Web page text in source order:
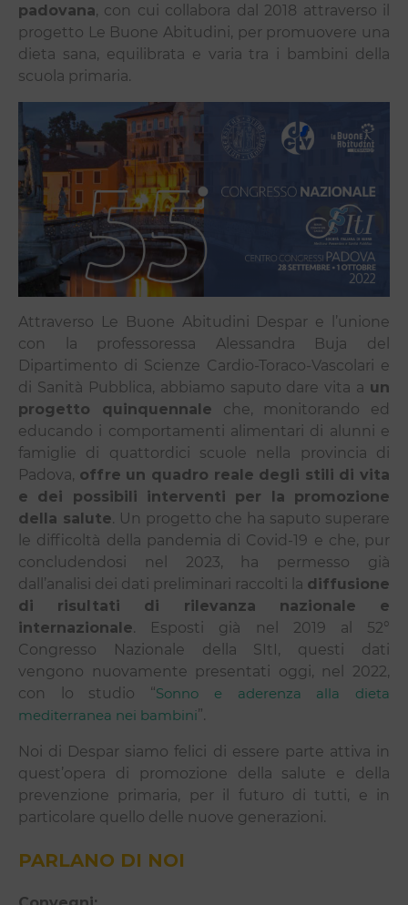
padovana, con cui collabora dal 2018 attraverso il
progetto Le Buone Abitudini, per promuovere una
dieta sana, equilibrata e varia tra i bambini della
scuola primaria.
Attraverso Le Buone Abitudini Despar e l’unione
con la professoressa Alessandra Buja del
Dipartimento di Scienze Cardio-Toraco-Vascolari e
di Sanità Pubblica, abbiamo saputo dare vita a un
progetto quinquennale che, monitorando ed
educando i comportamenti alimentari di alunni e
famiglie di quattordici scuole nella provincia di
Padova, offre un quadro reale degli stili di vita
e dei possibili interventi per la promozione
della salute. Un progetto che ha saputo superare
le difficoltà della pandemia di Covid-19 e che, pur
concludendosi nel 2023, ha permesso già
dall’analisi dei dati preliminari raccolti la diffusione
di risultati di rilevanza nazionale e
internazionale. Esposti già nel 2019 al 52°
Congresso Nazionale della SItI, questi dati
vengono nuovamente presentati oggi, nel 2022,
con lo studio “Sonno e aderenza alla dieta
mediterranea nei bambini”.
Noi di Despar siamo felici di essere parte attiva in
quest’opera di promozione della salute e della
prevenzione primaria, per il futuro di tutti, e in
particolare quello delle nuove generazioni.
PARLANO DI NOI